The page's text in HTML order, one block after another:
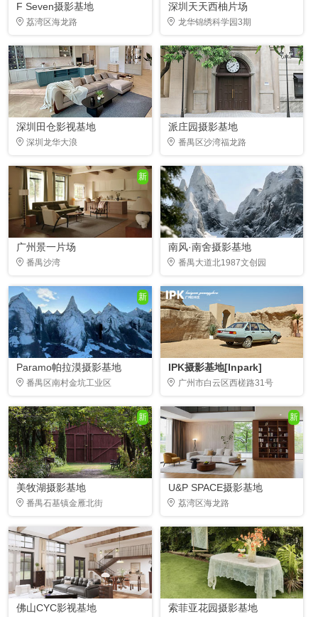
F Seven摄影基地
荔湾区海龙路
深圳天天西柚片场
龙华锦绣科学园3期
深圳田仓影视基地
深圳龙华大浪
派庄园摄影基地
番禺区沙湾福龙路
新
广州景一片场
番禺沙湾
南风·南舍摄影基地
番禺大道北1987文创园
新
Paramo帕拉漠摄影基地
番禺区南村金坑工业区
IPK摄影基地[Inpark]
广州市白云区西槎路31号
新
美牧湖摄影基地
番禺石基镇金雁北街
新
U&P SPACE摄影基地
荔湾区海龙路
佛山CYC影视基地 索菲亚花园摄影基地